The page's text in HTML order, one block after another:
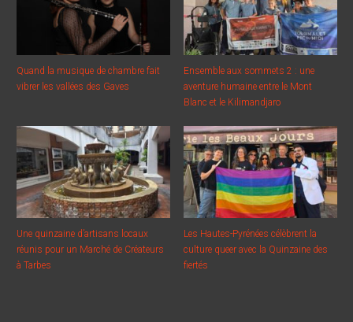
Quand la musique de chambre fait
vibrer les vallées des Gaves
Ensemble aux sommets 2 : une
aventure humaine entre le Mont
Blanc et le Kilimandjaro
Une quinzaine d’artisans locaux
réunis pour un Marché de Créateurs
à Tarbes
Les Hautes-Pyrénées célèbrent la
culture queer avec la Quinzaine des
fiertés